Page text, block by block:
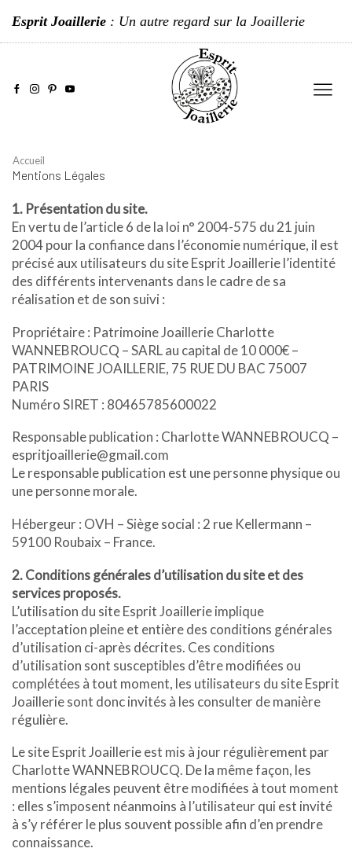
Esprit Joaillerie : Un autre regard sur la Joaillerie
Accueil
Mentions Légales
1. Présentation du site.
En vertu de l’article 6 de la loi n° 2004-575 du 21 juin
2004 pour la confiance dans l’économie numérique, il est
précisé aux utilisateurs du site Esprit Joaillerie l’identité
des différents intervenants dans le cadre de sa
réalisation et de son suivi :
Propriétaire : Patrimoine Joaillerie Charlotte
WANNEBROUCQ – SARL au capital de 10 000€ –
PATRIMOINE JOAILLERIE, 75 RUE DU BAC 75007
PARIS
Numéro SIRET : 80465785600022
Responsable publication : Charlotte WANNEBROUCQ –
espritjoaillerie@gmail.com
Le responsable publication est une personne physique ou
une personne morale.
Hébergeur : OVH – Siège social : 2 rue Kellermann –
59100 Roubaix – France.
2. Conditions générales d’utilisation du site et des
services proposés.
L’utilisation du site Esprit Joaillerie implique
l’acceptation pleine et entière des conditions générales
d’utilisation ci-après décrites. Ces conditions
d’utilisation sont susceptibles d’être modifiées ou
complétées à tout moment, les utilisateurs du site Esprit
Joaillerie sont donc invités à les consulter de manière
régulière.
Le site Esprit Joaillerie est mis à jour régulièrement par
Charlotte WANNEBROUCQ. De la même façon, les
mentions légales peuvent être modifiées à tout moment
: elles s’imposent néanmoins à l’utilisateur qui est invité
à s’y référer le plus souvent possible afin d’en prendre
connaissance.